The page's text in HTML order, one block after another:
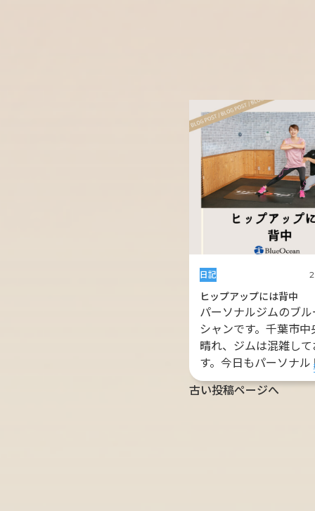
日記
ヒップアップには背中
パーソナルジムのブ
シャンです。千葉市中
晴れ、ジムは混雑し
す。今日もパーソナル
古い投稿ページへ